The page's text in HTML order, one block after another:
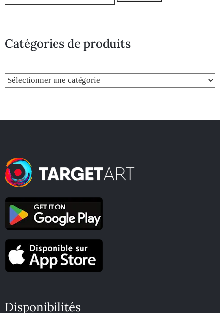
Catégories de produits
Disponibilités